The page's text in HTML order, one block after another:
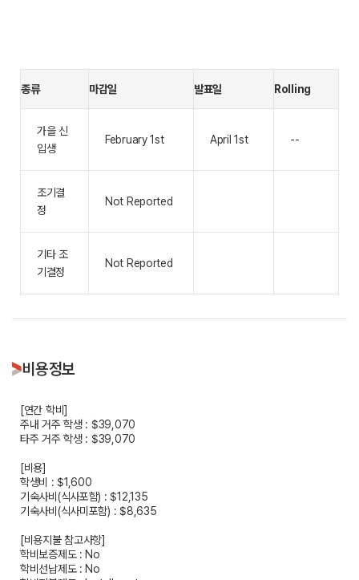
종류 마감일 발표일 Rolling
가을 신
입생
February 1st April 1st --
조기결
정
Not Reported
기타 조
기결정
Not Reported
비용정보
[연간 학비]
주내 거주 학생 : $39,070
타주 거주 학생 : $39,070
[비용]
학생비 : $1,600
기숙사비(식사포함) : $12,135
기숙사비(식사미포함) : $8,635
[비용지불 참고사항]
학비보증제도 : No
학비선납제도 : No